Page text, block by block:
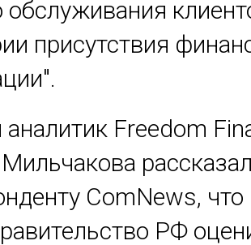
обслуживания
присутствия
Freedom
ComNews, что
РФ